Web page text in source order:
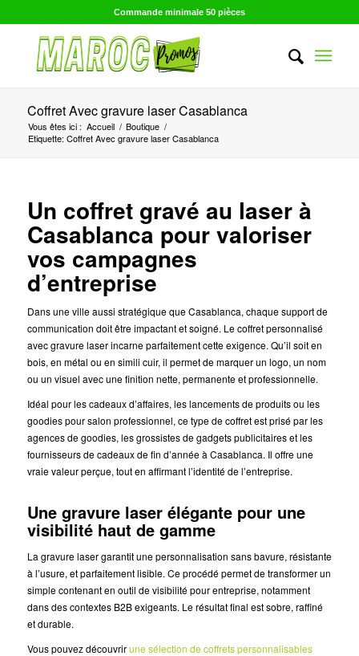
Commande minimale 50 pièces
Coffret Avec gravure laser Casablanca
Vous êtes ici : Accueil / Boutique /
Etiquette: Coffret Avec gravure laser Casablanca
Un coffret gravé au laser à
Casablanca pour valoriser
vos campagnes
d’entreprise
Dans une ville aussi stratégique que Casablanca, chaque support de
communication doit être impactant et soigné. Le coffret personnalisé
avec gravure laser incarne parfaitement cette exigence. Qu’il soit en
bois, en métal ou en simili cuir, il permet de marquer un logo, un nom
ou un visuel avec une finition nette, permanente et professionnelle.
Idéal pour les cadeaux d’affaires, les lancements de produits ou les
goodies pour salon professionnel, ce type de coffret est prisé par les
agences de goodies, les grossistes de gadgets publicitaires et les
fournisseurs de cadeaux de fin d’année à Casablanca. Il offre une
vraie valeur perçue, tout en affirmant l’identité de l’entreprise.
Une gravure laser élégante pour une
visibilité haut de gamme
La gravure laser garantit une personnalisation sans bavure, résistante
à l’usure, et parfaitement lisible. Ce procédé permet de transformer un
simple contenant en outil de visibilité pour entreprise, notamment
dans des contextes B2B exigeants. Le résultat final est sobre, raffiné
et durable.
Vous pouvez découvrirune sélection de coffrets personnalisables